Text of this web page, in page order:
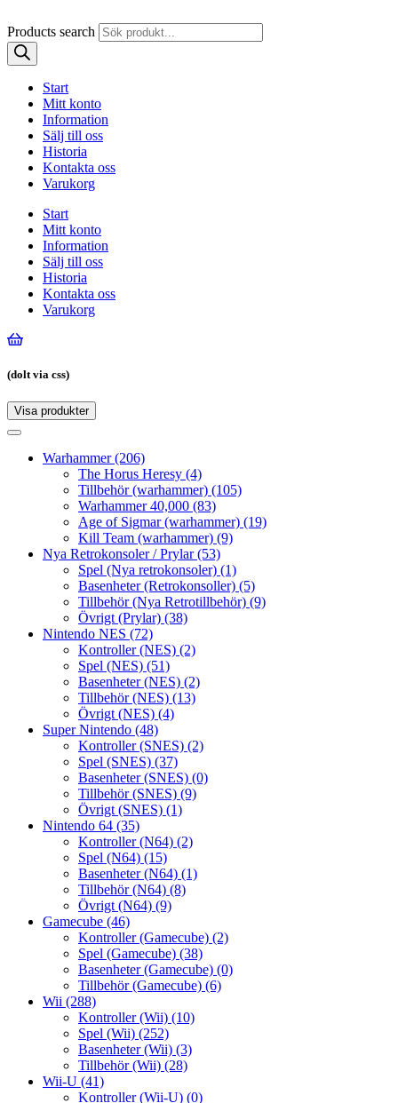
Products search
Start
Mitt konto
Information
Sälj till oss
Historia
Kontakta oss
Varukorg
Start
Mitt konto
Information
Sälj till oss
Historia
Kontakta oss
Varukorg
(dolt via css)
Visa produkter
Toggle
Toggle
navigationWarhammer(206)
The Horus Heresy (4)
Tillbehör (warhammer) (105)
Warhammer 40,000 (83)
Age of Sigmar (warhammer) (19)
Kill Team (warhammer) (9)
Nya Retrokonsoler / Prylar(53)
Spel (Nya retrokonsoler) (1)
Basenheter (Retrokonsoller) (5)
Tillbehör (Nya Retrotillbehör) (9)
Övrigt (Prylar) (38)
Nintendo NES (72)
Kontroller (NES) (2)
Spel (NES) (51)
Basenheter (NES) (2)
Tillbehör (NES) (13)
Övrigt (NES) (4)
Super Nintendo (48)
Kontroller (SNES) (2)
Spel (SNES) (37)
Basenheter (SNES) (0)
Tillbehör (SNES) (9)
Övrigt (SNES) (1)
Nintendo 64 (35)
Kontroller (N64) (2)
Spel (N64) (15)
Basenheter (N64) (1)
Tillbehör (N64) (8)
Övrigt (N64) (9)
Gamecube (46)
Kontroller (Gamecube) (2)
Spel (Gamecube) (38)
Basenheter (Gamecube) (0)
Tillbehör (Gamecube) (6)
Wii (288)
Kontroller (Wii) (10)
Spel (Wii) (252)
Basenheter (Wii) (3)
Tillbehör (Wii) (28)
Wii-U (41)
Kontroller (Wii-U) (0)